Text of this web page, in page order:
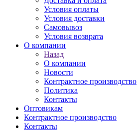
Условия оплаты
Условия доставки
Самовывоз
Условия возврата
О компании
Назад
О компании
Новости
Контрактное производство
Политика
Контакты
Оптовикам
Контрактное производство
Контакты